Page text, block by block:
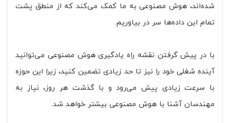
شده‌اند، هوش مصنوعی به ما کمک می‌کند که از منطق پشت
تمام این داده‌ها سر در بیاوریم.
با در پیش گرفتن نقشه راه یادگیری هوش مصنوعی می‌توانید
آینده شغلی خود را نیز تا حد زیادی تضمین کنید، زیرا این حوزه
با سرعت زیادی پیش می‌رود و با گذشت هر روز، نیاز به
مهندسان آشنا با هوش مصنوعی بیشتر خواهد شد.